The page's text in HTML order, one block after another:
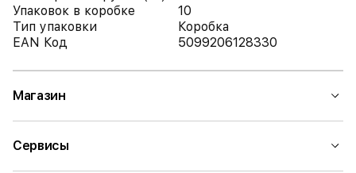
Упаковок в коробке
10
Тип упаковки
Коробка
EAN Код
5099206128330
Магазин
Сервисы